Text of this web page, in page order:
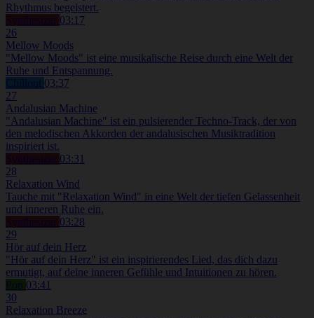
Rhythmus begeistert.
Synthesizer 03:17
26
Mellow Moods
"Mellow Moods" ist eine musikalische Reise durch eine Welt der
Ruhe und Entspannung.
03:37
27
Andalusian Machine
"Andalusian Machine" ist ein pulsierender Techno-Track, der von
den melodischen Akkorden der andalusischen Musiktradition
inspiriert ist.
Synthesizer 03:31
28
Relaxation Wind
Tauche mit "Relaxation Wind" in eine Welt der tiefen Gelassenheit
und inneren Ruhe ein.
Synthesizer 03:28
29
Hör auf dein Herz
"Hör auf dein Herz" ist ein inspirierendes Lied, das dich dazu
ermutigt, auf deine inneren Gefühle und Intuitionen zu hören.
Pop 03:41
30
Relaxation Breeze